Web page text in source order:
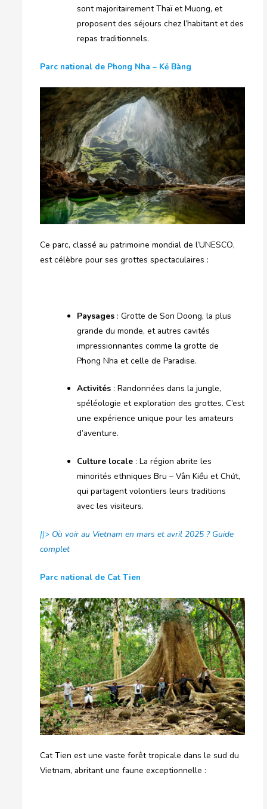
sont majoritairement Thaï et Muong, et
proposent des séjours chez l’habitant et des
repas traditionnels.
Parc national de Phong Nha – Kẻ Bàng
Ce parc, classé au patrimoine mondial de l’UNESCO,
est célèbre pour ses grottes spectaculaires :
Paysages: Grotte de Son Doong, la plus
grande du monde, et autres cavités
impressionnantes comme la grotte de
Phong Nha et celle de Paradise.
Activités: Randonnées dans la jungle,
spéléologie et exploration des grottes. C’est
une expérience unique pour les amateurs
d’aventure.
Culture locale: La région abrite les
minorités ethniques Bru – Vân Kiều et Chứt,
qui partagent volontiers leurs traditions
avec les visiteurs.
||> Où voir au Vietnam en mars et avril 2025 ? Guide
complet
Parc national de Cat Tien
Cat Tien est une vaste forêt tropicale dans le sud du
Vietnam, abritant une faune exceptionnelle :